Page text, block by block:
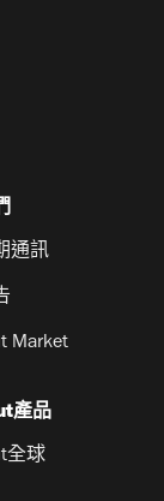
通訊
Market
產品
全球